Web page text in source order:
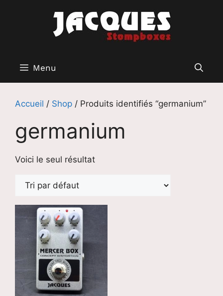
Menu
Accueil / Shop / Produits identifiés “germanium”
germanium
Voici le seul résultat